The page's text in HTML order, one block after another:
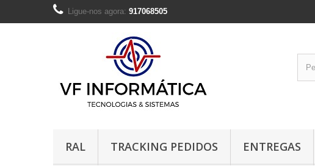
Ligue-nos agora: 917068505
RAL TRACKING PEDIDOS ENTREGAS